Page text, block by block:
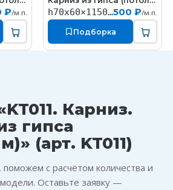
₽/м.п. КT324
h70x60×1150мм500 ₽/м.п.
Подборка
Карниз.
гипса
(арт. KT011)
поможем с расчётом количества и
Оставьте заявку —